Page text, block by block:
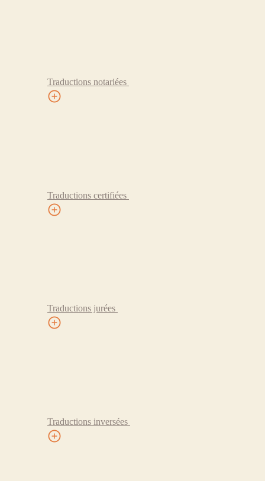
Traductions notariées
Traductions certifiées
Traductions jurées
Traductions inversées